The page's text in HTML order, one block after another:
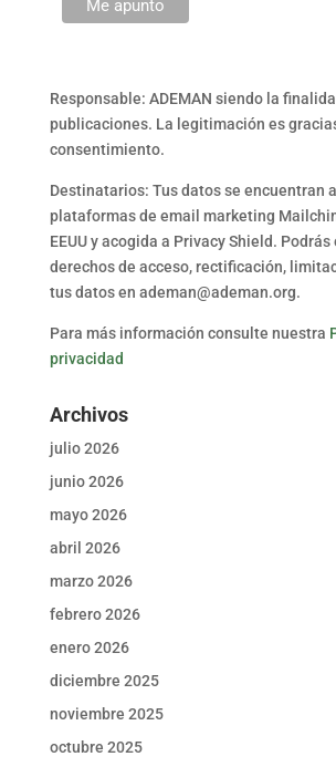
Responsable: ADEMAN siendo la
publicaciones. La legitimación es
consentimiento.
Destinatarios: Tus datos se encuentran
plataformas de email marketing
EEUU y acogida a Privacy Shield.
derechos de acceso, rectificación,
tus datos en ademan@ademan.org.
Para más información consulte nuestra
privacidad
Archivos
julio 2026
junio 2026
mayo 2026
abril 2026
marzo 2026
febrero 2026
enero 2026
diciembre 2025
noviembre 2025
octubre 2025